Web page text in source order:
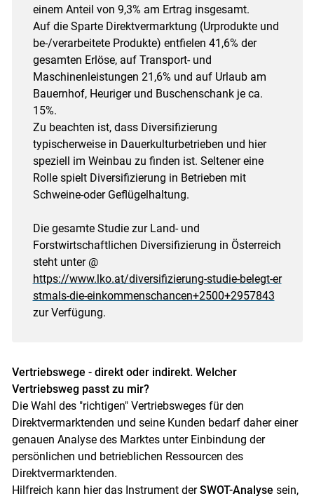
einem Anteil von 9,3% am Ertrag insgesamt.
Auf die Sparte Direktvermarktung (Urprodukte und
be-/verarbeitete Produkte) entfielen 41,6% der
gesamten Erlöse, auf Transport- und
Maschinenleistungen 21,6% und auf Urlaub am
Bauernhof, Heuriger und Buschenschank je ca.
15%.
Zu beachten ist, dass Diversifizierung
typischerweise in Dauerkulturbetrieben und hier
speziell im Weinbau zu finden ist. Seltener eine
Rolle spielt Diversifizierung in Betrieben mit
Schweine-oder Geflügelhaltung.
Die gesamte Studie zur Land- und
Forstwirtschaftlichen Diversifizierung in Österreich
steht unter @
https://www.lko.at/diversifizierung-studie-belegt-er
stmals-die-einkommenschancen+2500+2957843
zur Verfügung.
Vertriebswege - direkt oder indirekt. Welcher
Vertriebsweg passt zu mir?
Die Wahl des "richtigen" Vertriebsweges für den
Direktvermarktenden und seine Kunden bedarf daher einer
genauen Analyse des Marktes unter Einbindung der
persönlichen und betrieblichen Ressourcen des
Direktvermarktenden.
Hilfreich kann hier das Instrument derSWOT-Analyse sein,